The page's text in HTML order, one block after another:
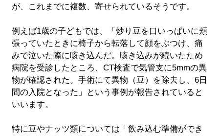
が、これまでに複数、寄せられているそうです。
例えば1歳の子どもでは、「炒り豆を口いっぱいに頬
張っていたときに椅子から転落して顔をぶつけ、痛
みで泣いた際に咳き込んだ。咳き込みが続いたため
病院を受診したところ、CT検査で気管支に5mmの異
物が確認された。手術にて異物（豆）を除去し、6日
間の入院となった」という事例が報告されていると
いいます。
特に豆やナッツ類については「飲み込む準備ができ